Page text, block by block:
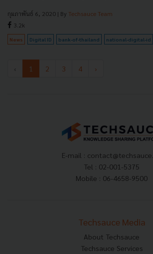
กุมภาพันธ์ 6, 2020 | By Techsauce Team
3.2k
News Digital ID bank-of-thailand national-digital-id
‹ 1 2 3 4 ›
E-mail :
Tel : 02-001-5375
Mobile : 06-4658-9500
Techsauce Media
About Techsauce
Techsauce Services